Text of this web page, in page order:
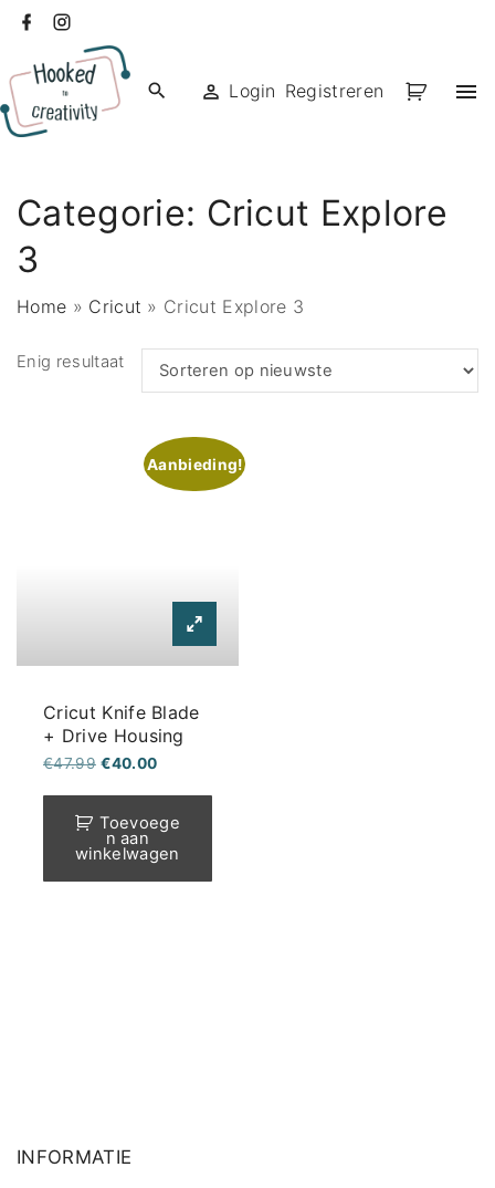
de
inhoud
facebook
Login Registreren
Categorie: Cricut Explore
3
Home » Cricut » Cricut Explore 3
Enig resultaat
Aanbieding!
Cricut Knife Blade
+ Drive Housing
€47.99 Oorspronkelijke
was:
€40.00Huidige
is:
Toevoege
n aan
winkelwagen
INFORMATIE